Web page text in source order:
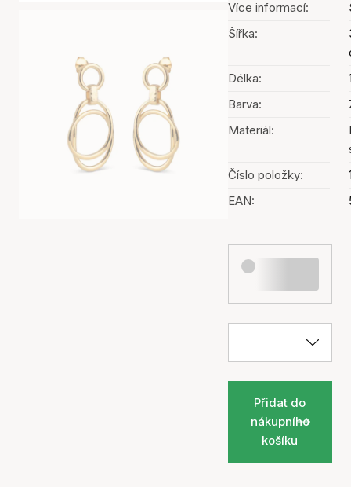
Více informací:
Šířka:
Délka:
Barva:
Materiál:
Číslo položky:
EAN:
Přidat do
nákupního
košíku